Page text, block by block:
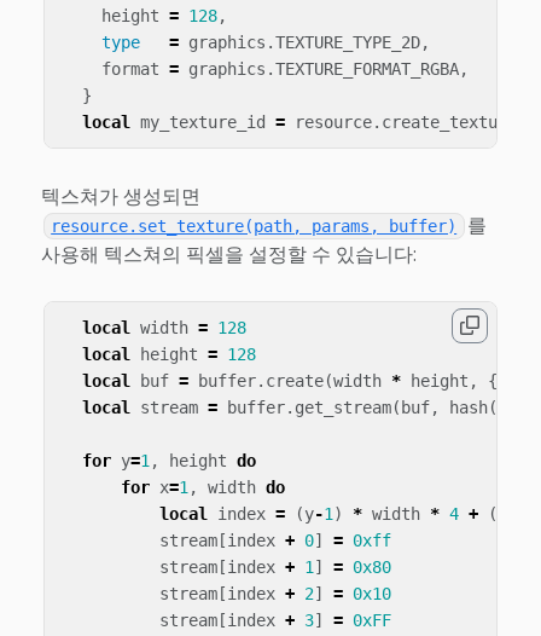
height = 128,
type
= graphics .TEXTURE_TYPE_2D,
format = graphics .TEXTURE_FORMAT_RGBA,
}
local
my_texture_id = resource. create_texture
텍스쳐가 생성되면
resource.set_texture(path, params, buffer)
를
사용해 텍스쳐의 픽셀을 설정할 수 있습니다:
local width = 128
local
height = 128
local
buf = buffer. create(width * height , {
local stream = buffer. get_stream( buf, hash(
for y=1, height do
for x=1, width do
local index = (y-1) * width * 4 + (
stream [index + 0] = 0xff
stream [index + 1] = 0x80
stream [index + 2] = 0x10
stream [index + 3] = 0xFF